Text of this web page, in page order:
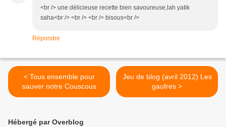
<br /> une délicieuse recette bien savoureuse,lah yatik
saha<br /> <br /> <br /> bisous<br />
Répondre
< Tous ensemble pour
sauver notre Couscous
Jeu de blog (avril 2012) Les
gaufres >
Hébergé par Overblog